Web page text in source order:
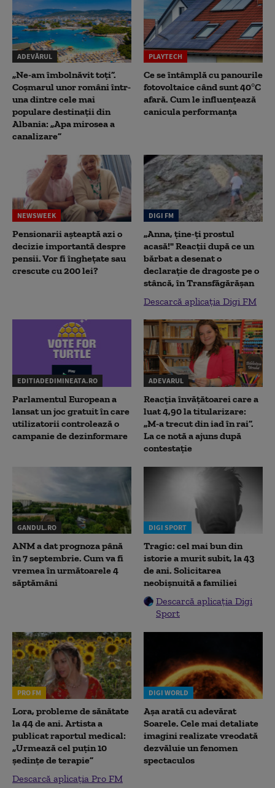
ADEVĂRUL
„Ne-am îmbolnăvit toți”.
Coșmarul unor români într-
una dintre cele mai
populare destinații din
Albania: „Apa mirosea a
canalizare”
PLAYTECH
Ce se întâmplă cu panourile
fotovoltaice când sunt 40°C
afară. Cum le influențează
canicula performanța
NEWSWEEK
Pensionarii așteaptă azi o
decizie importantă despre
pensii. Vor fi înghețate sau
crescute cu 200 lei?
DIGI FM
„Anna, ţine-ţi prostul
acasă!" Reacţii după ce un
bărbat a desenat o
declaraţie de dragoste pe o
stâncă, în Transfăgărăşan
Descarcă aplicația Digi FM
EDITIADEDIMINEATA.RO
Parlamentul European a
lansat un joc gratuit în care
utilizatorii controlează o
campanie de dezinformare
ADEVARUL
Reacția învățătoarei care a
luat 4,90 la titularizare:
„M-a trecut din iad în rai”.
La ce notă a ajuns după
contestație
GANDUL.RO
ANM a dat prognoza până
în 7 septembrie. Cum va fi
vremea în următoarele 4
săptămâni
DIGI SPORT
Tragic: cel mai bun din
istorie a murit subit, la 43
de ani. Solicitarea
neobișnuită a familiei
Descarcă aplicația Digi
Sport
PRO FM
Lora, probleme de sănătate
la 44 de ani. Artista a
publicat raportul medical:
„Urmează cel puțin 10
ședințe de terapie”
Descarcă aplicația Pro FM
DIGI WORLD
Așa arată cu adevărat
Soarele. Cele mai detaliate
imagini realizate vreodată
dezvăluie un fenomen
spectaculos